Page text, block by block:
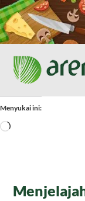
Skip
to
content
Home
Menyukai ini:
Memuat...